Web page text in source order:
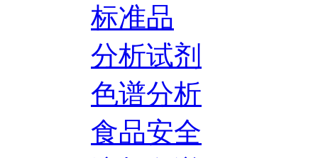
标准品
分析试剂
色谱分析
食品安全